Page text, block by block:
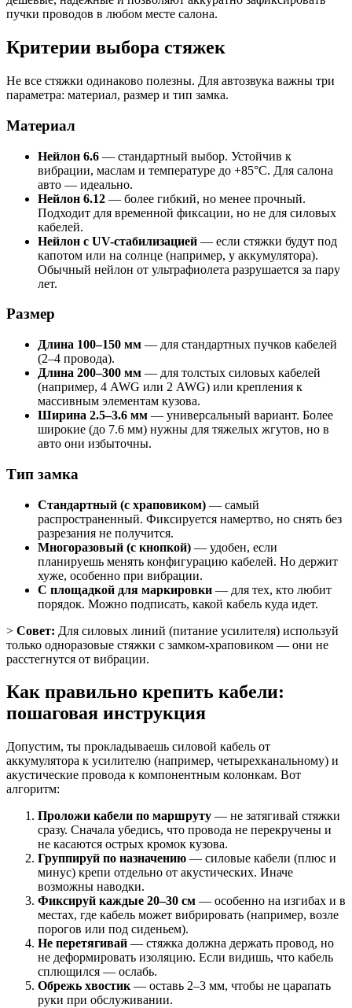
пучки проводов в любом месте салона.
Критерии выбора стяжек
Не все стяжки одинаково полезны. Для автозвука важны три
параметра: материал, размер и тип замка.
Материал
Нейлон 6.6 — стандартный выбор. Устойчив к
вибрации, маслам и температуре до +85°C. Для салона
авто — идеально.
Нейлон 6.12 — более гибкий, но менее прочный.
Подходит для временной фиксации, но не для силовых
кабелей.
Нейлон с UV-стабилизацией — если стяжки будут под
капотом или на солнце (например, у аккумулятора).
Обычный нейлон от ультрафиолета разрушается за пару
лет.
Размер
Длина 100–150 мм — для стандартных пучков кабелей
(2–4 провода).
Длина 200–300 мм — для толстых силовых кабелей
(например, 4 AWG или 2 AWG) или крепления к
массивным элементам кузова.
Ширина 2.5–3.6 мм — универсальный вариант. Более
широкие (до 7.6 мм) нужны для тяжелых жгутов, но в
авто они избыточны.
Тип замка
Стандартный (с храповиком) — самый
распространенный. Фиксируется намертво, но снять без
разрезания не получится.
Многоразовый (с кнопкой) — удобен, если
планируешь менять конфигурацию кабелей. Но держит
хуже, особенно при вибрации.
С площадкой для маркировки — для тех, кто любит
порядок. Можно подписать, какой кабель куда идет.
> Совет: Для силовых линий (питание усилителя) используй
только одноразовые стяжки с замком-храповиком — они не
расстегнутся от вибрации.
Как правильно крепить кабели:
пошаговая инструкция
Допустим, ты прокладываешь силовой кабель от
аккумулятора к усилителю (например, четырехканальному) и
акустические провода к компонентным колонкам. Вот
алгоритм:
Проложи кабели по маршруту — не затягивай стяжки
сразу. Сначала убедись, что провода не перекручены и
не касаются острых кромок кузова.
Группируй по назначению — силовые кабели (плюс и
минус) крепи отдельно от акустических. Иначе
возможны наводки.
Фиксируй каждые 20–30 см — особенно на изгибах и в
местах, где кабель может вибрировать (например, возле
порогов или под сиденьем).
Не перетягивай — стяжка должна держать провод, но
не деформировать изоляцию. Если видишь, что кабель
сплющился — ослабь.
Обрежь хвостик — оставь 2–3 мм, чтобы не царапать
руки при обслуживании.